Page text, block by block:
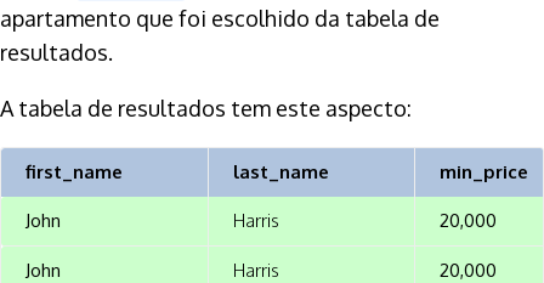
apartamento que foi escolhido da tabela de
resultados.
A tabela de resultados tem este aspecto:
first_name last_name min_price
John Harris 20,000
John Harris 20,000